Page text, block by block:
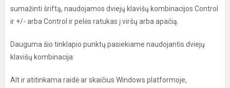
sumažinti šriftą, naudojamos dviejų klavišų kombinacijos Control
ir +/- arba Control ir pelės ratukas į viršų arba apačią.
Dauguma šio tinklapio punktų pasiekiame naudojantis dviejų
klavišų kombinacija:
Alt ir atitinkama raidė ar skaičius Windows platformoje,